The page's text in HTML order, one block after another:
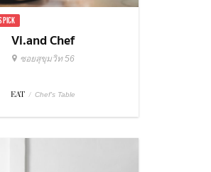
PICK
Vi.and Chef
ซอยสุขุมวิท 56
EAT / Chef's Table